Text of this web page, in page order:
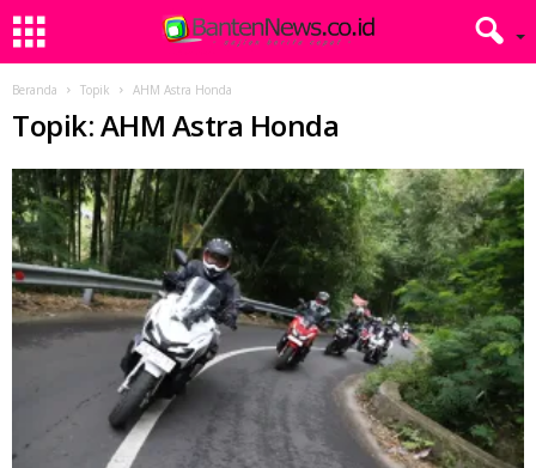
Beranda Topik AHM Astra Honda
Topik: AHM Astra Honda